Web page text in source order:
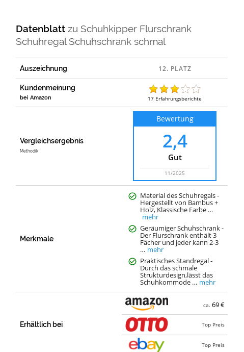
Datenblattzu Schuhkipper Flurschrank
Schuhregal Schuhschrank schmal
Auszeichnung
Kundenmeinung
bei Amazon 17 Erfahrungsberichte
Vergleichsergebnis
Methodik
Bewertung
2,4
Gut
11/2025
Merkmale
Material des Schuhregals -
Hergestellt von Bambus +
Holz, Klassische Farbe …
mehr
Geräumiger Schuhschrank -
Der Flurschrank enthält 3
Fächer und jeder kann 2-3
… mehr
Praktisches Standregal -
Durch das schmale
Strukturdesign,lässt das
Schuhkommode … mehr
Erhältlich bei
ca.69 €
Top Preis
Top Preis